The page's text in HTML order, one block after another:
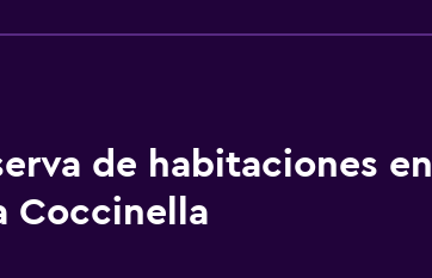
de habitaciones en
Coccinella